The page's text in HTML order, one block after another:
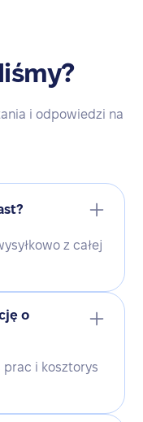
i odpowiedzi na
z całej
o
prac i kosztorys